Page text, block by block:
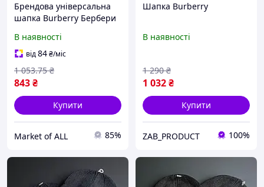
Брендова універсальна
шапка Burberry Бербери
новинка
В наявності
від84₴/міс
843₴
1 053.75 ₴
Купити
Market of ALL 85%
Шапка Burberry
В наявності
1 032₴
1 290 ₴
Купити
ZAB_PRODUCT 100%